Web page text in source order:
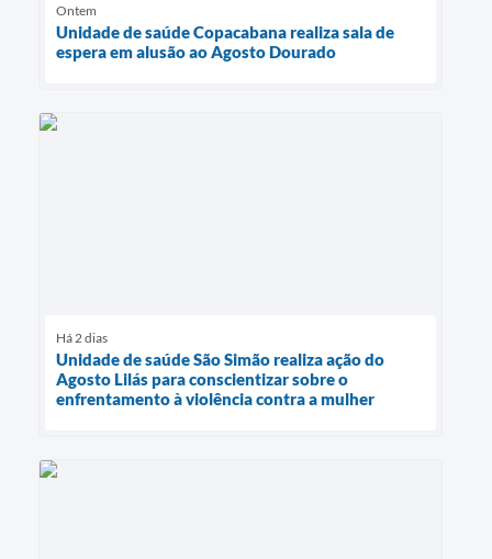
Ontem
Unidade de saúde Copacabana realiza sala de
espera em alusão ao Agosto Dourado
Há 2 dias
Unidade de saúde São Simão realiza ação do
Agosto Lilás para conscientizar sobre o
enfrentamento à violência contra a mulher